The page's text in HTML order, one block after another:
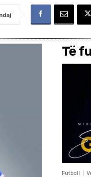
Të
Futboll